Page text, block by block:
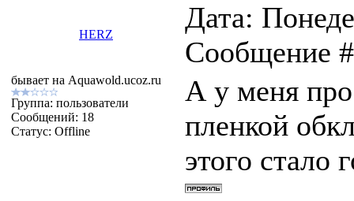
HERZ
Дата:
Сообщение
бывает на Aquawold.ucoz.ru
Группа: пользователи
Сообщений: 18
Статус: Offline
А у меня
пленкой
этого стало